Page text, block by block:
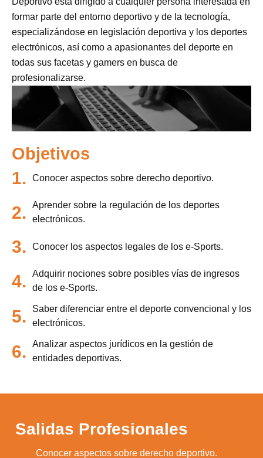
formar parte del entorno deportivo y de la tecnología,
especializándose en legislación deportiva y los deportes
electrónicos, así como a apasionantes del deporte en
todas sus facetas y gamers en busca de
profesionalizarse.
Objetivos
1. Conocer aspectos sobre derecho deportivo.
2.
Aprender sobre la regulación de los deportes
electrónicos.
3. Conocer los aspectos legales de los e-Sports.
4.
Adquirir nociones sobre posibles vías de ingresos
de los e-Sports.
5.
Saber diferenciar entre el deporte convencional y los
electrónicos.
6.
Analizar aspectos jurídicos en la gestión de
entidades deportivas.
Salidas Profesionales
Conocer aspectos sobre derecho deportivo.